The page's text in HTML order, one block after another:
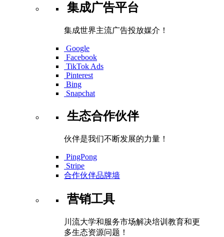
集成广告平台
集成世界主流广告投放媒介！
Google
Facebook
TikTok Ads
Pinterest
Bing
Snapchat
生态合作伙伴
伙伴是我们不断发展的力量！
PingPong
Stripe
合作伙伴品牌墙
营销工具
川流大学和服务市场解决培训教育和更
多生态资源问题！